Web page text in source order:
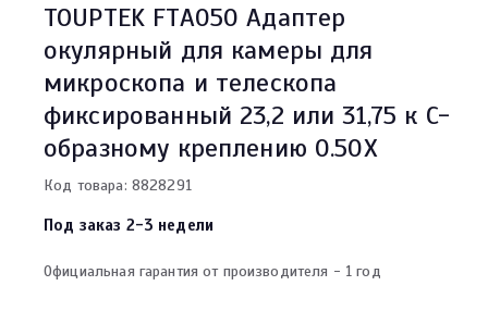
TOUPTEK FTA050 Адаптер
окулярный для камеры для
микроскопа и телескопа
фиксированный 23,2 или 31,75 к C-
образному креплению 0.50X
Код товара: 8828291
Под заказ 2-3 недели
Официальная гарантия от производителя - 1 год